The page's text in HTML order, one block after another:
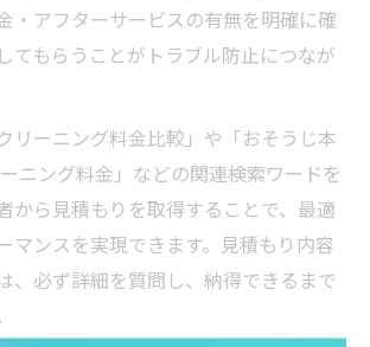
・アフターサービスの有無を明確に確
てもらうことがトラブル防止につなが
リーニング料金比較」や「おそうじ本
ニング料金」などの関連検索ワードを
から見積もりを取得することで、最適
マンスを実現できます。見積もり内容
、必ず詳細を質問し、納得できるまで